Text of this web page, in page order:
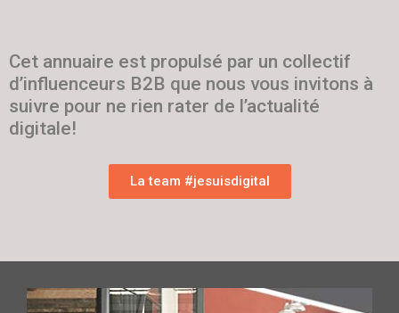
Cet annuaire est propulsé par un collectif
d’influenceurs B2B que nous vous invitons à
suivre pour ne rien rater de l’actualité
digitale!
La team #jesuisdigital